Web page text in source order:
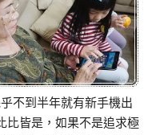
不到半年就有新手機出
比皆是，如果不是追求極